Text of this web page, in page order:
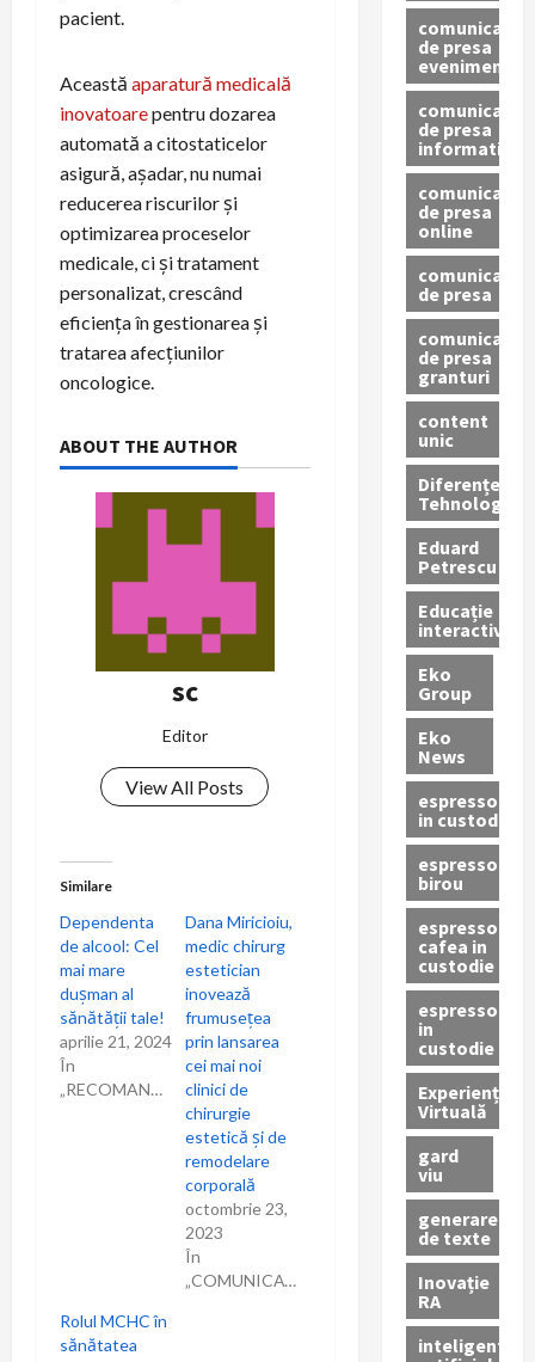
pacient.
Această aparatură medicală
inovatoarepentru dozarea
automată a citostaticelor
asigură, așadar, nu numai
reducerea riscurilor și
optimizarea proceselor
medicale, ci și tratament
personalizat, crescând
eficiența în gestionarea și
tratarea afecțiunilor
oncologice.
ABOUT THE AUTHOR
sc
Editor
View All Posts
Similare
Dependenta
de alcool: Cel
mai mare
dușman al
sănătății tale!
aprilie 21, 2024
În
„RECOMANDARI”
Dana Miricioiu,
medic chirurg
estetician
inovează
frumusețea
prin lansarea
cei mai noi
clinici de
chirurgie
estetică și de
remodelare
corporală
octombrie 23,
2023
În
„COMUNICAT”
Rolul MCHC în
sănătatea
comunicat
de presa
eveniment
comunicat
de presa
informativ
comunicat
de presa
online
comunicate
de presa
comunicate
de presa
granturi
content
unic
Diferențe
Tehnologice
Eduard
Petrescu
Educație
interactivă
Eko
Group
Eko
News
espressoare
in custodie
espressor
birou
espressor
cafea in
custodie
espressor
in
custodie
Experiență
Virtuală
gard
viu
generare
de texte
Inovație
RA
inteligenta